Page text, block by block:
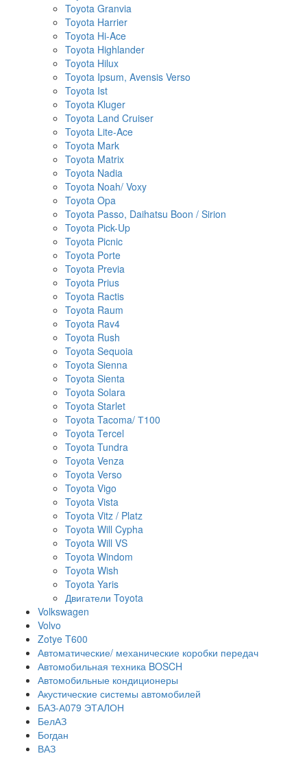
Toyota Granvia
Toyota Harrier
Toyota Hi-Ace
Toyota Highlander
Toyota Hilux
Toyota Ipsum, Avensis Verso
Toyota Ist
Toyota Kluger
Toyota Land Cruiser
Toyota Lite-Ace
Toyota Mark
Toyota Matrix
Toyota Nadia
Toyota Noah/ Voxy
Toyota Opa
Toyota Passo, Daihatsu Boon / Sirion
Toyota Pick-Up
Toyota Picnic
Toyota Porte
Toyota Previa
Toyota Prius
Toyota Ractis
Toyota Raum
Toyota Rav4
Toyota Rush
Toyota Sequoia
Toyota Sienna
Toyota Sienta
Toyota Solara
Toyota Starlet
Toyota Tacoma/ Т100
Toyota Tercel
Toyota Tundra
Toyota Venza
Toyota Verso
Toyota Vigo
Toyota Vista
Toyota Vitz / Platz
Toyota Will Cypha
Toyota Will VS
Toyota Windom
Toyota Wish
Toyota Yaris
Двигатели Toyota
Volkswagen
Volvo
Zotye T600
Автоматические/ механические коробки передач
Автомобильная техника BOSCH
Автомобильные кондиционеры
Акустические системы автомобилей
БАЗ-А079 ЭТАЛОН
БелАЗ
Богдан
ВАЗ